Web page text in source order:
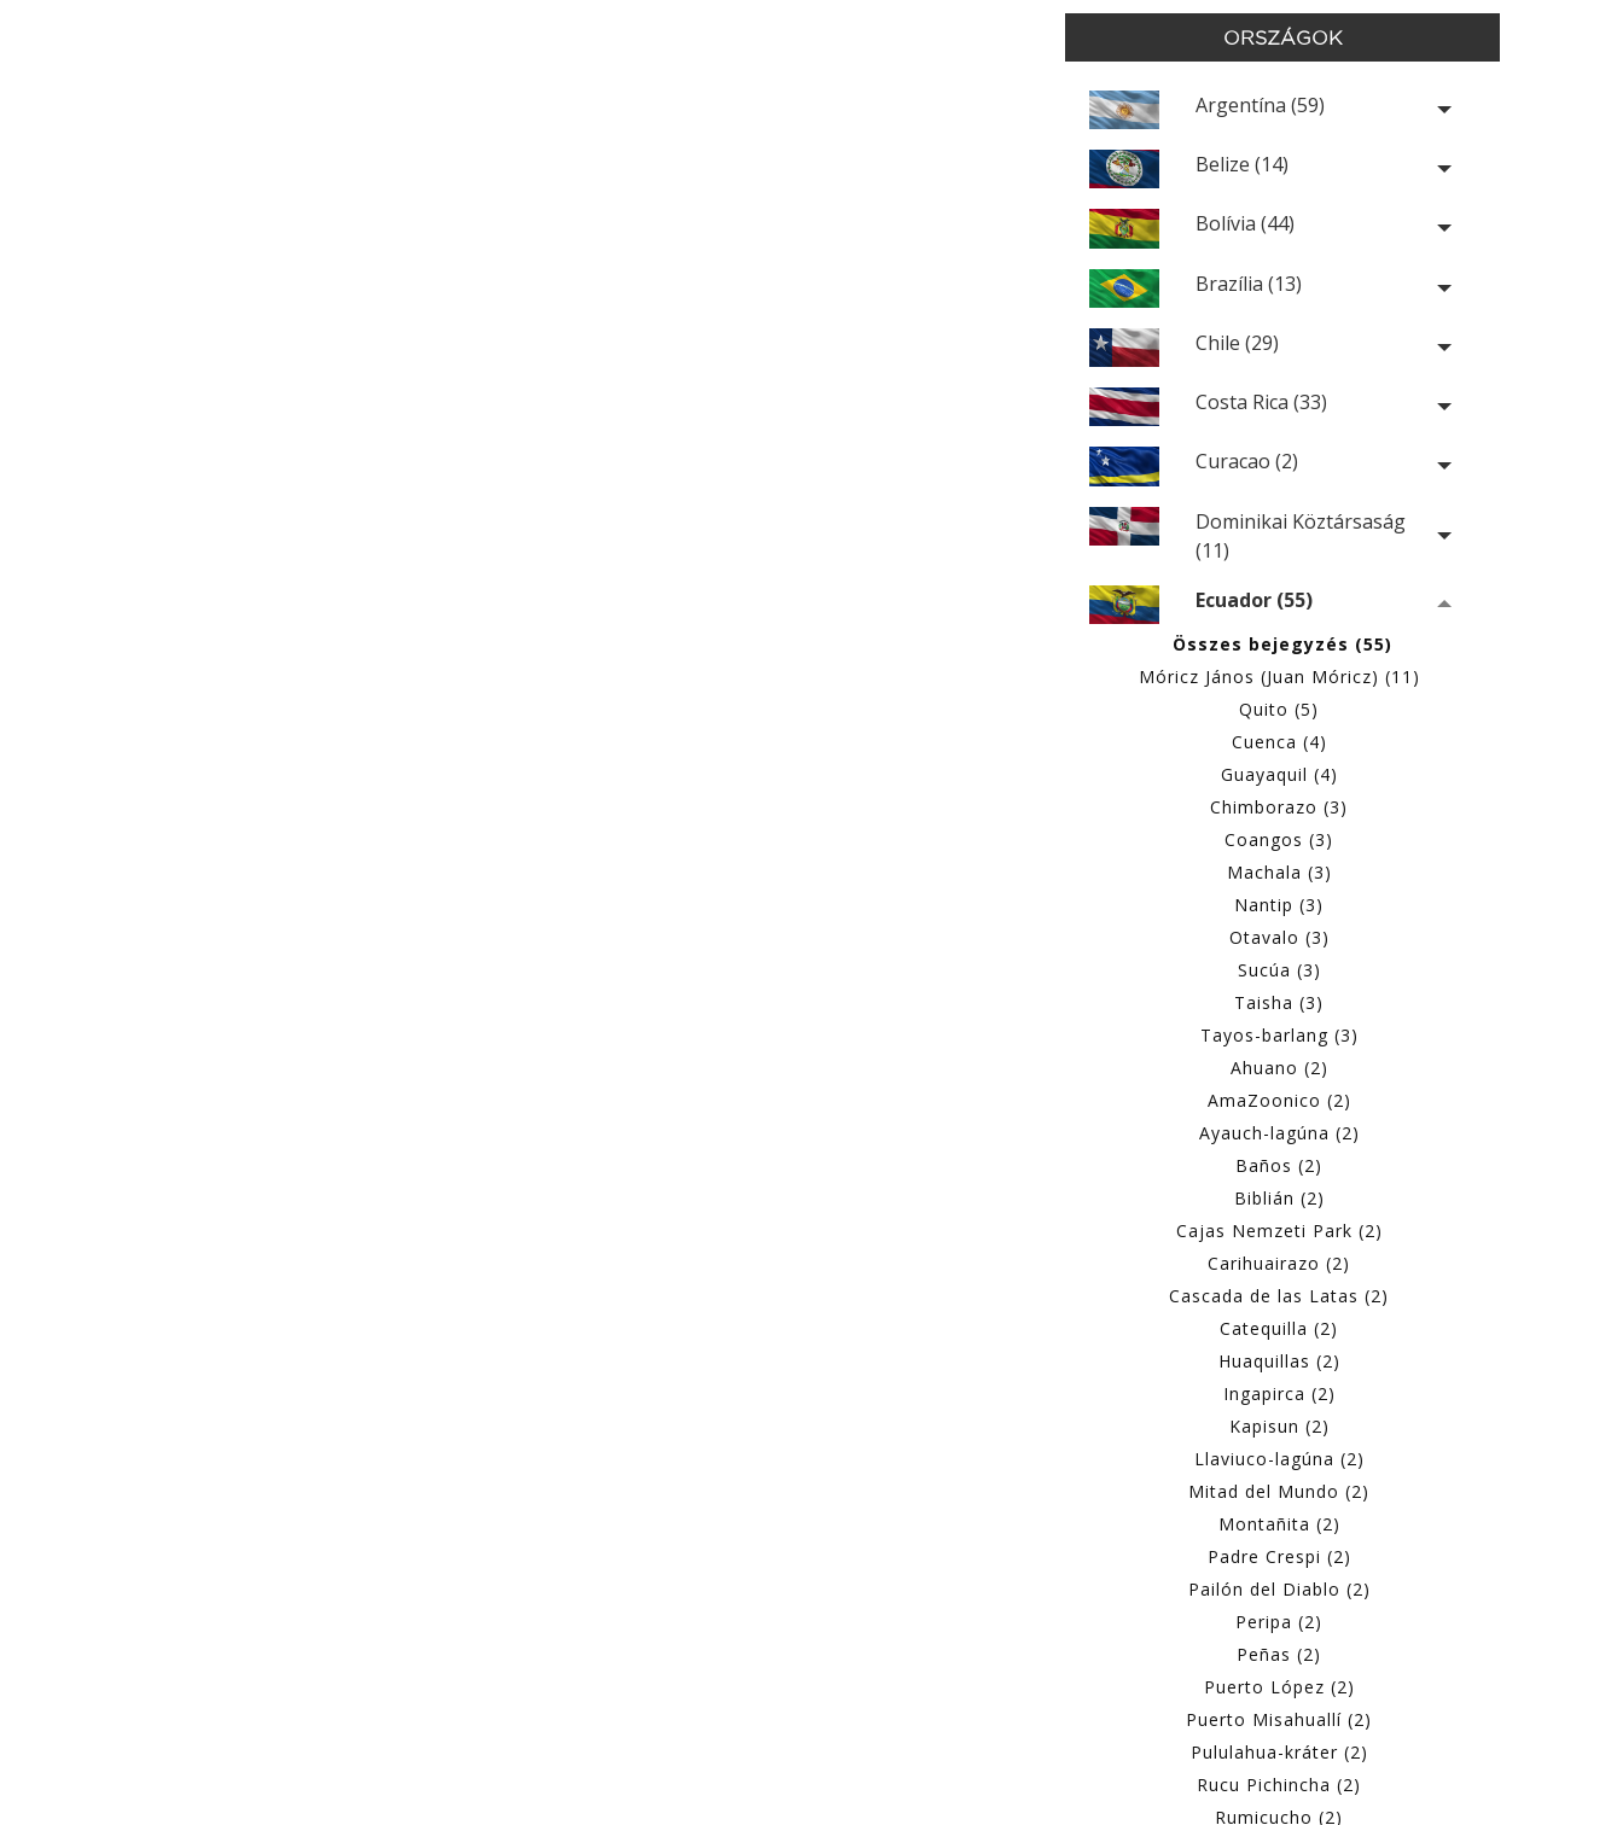
ORSZÁGOK
Argentína (59)
Belize (14)
Bolívia (44)
Brazília (13)
Chile (29)
Costa Rica (33)
Curacao (2)
Dominikai Köztársaság
(11)
Ecuador (55)
Összes bejegyzés (55)
Móricz János (Juan Móricz) (11)
Quito (5)
Cuenca (4)
Guayaquil (4)
Chimborazo (3)
Coangos (3)
Machala (3)
Nantip (3)
Otavalo (3)
Sucúa (3)
Taisha (3)
Tayos-barlang (3)
Ahuano (2)
AmaZoonico (2)
Ayauch-lagúna (2)
Baños (2)
Biblián (2)
Cajas Nemzeti Park (2)
Carihuairazo (2)
Cascada de las Latas (2)
Catequilla (2)
Huaquillas (2)
Ingapirca (2)
Kapisun (2)
Llaviuco-lagúna (2)
Mitad del Mundo (2)
Montañita (2)
Padre Crespi (2)
Pailón del Diablo (2)
Peripa (2)
Peñas (2)
Puerto López (2)
Puerto Misahuallí (2)
Pululahua-kráter (2)
Rucu Pichincha (2)
Rumicucho (2)